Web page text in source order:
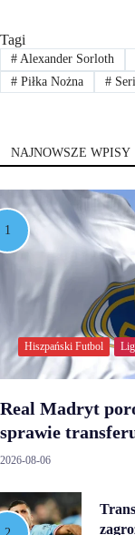
Tagi
#Alexander Sorloth
#Piłka Nożna #
NAJNOWSZE WPISY
Hiszpański Futbol
Real Madryt
sprawie
2026-08-06